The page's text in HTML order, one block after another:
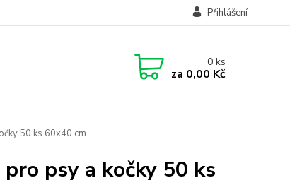
Přihlášení
0ks
za 0,00 Kč
50 ks 60x40 cm
psy a kočky 50 ks